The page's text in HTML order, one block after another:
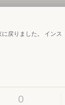
戻りました。 インス
0